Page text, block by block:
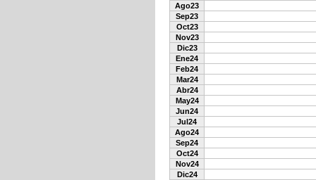
Ago23
Sep23
Oct23
Nov23
Dic23
Ene24
Feb24
Mar24
Abr24
May24
Jun24
Jul24
Ago24
Sep24
Oct24
Nov24
Dic24